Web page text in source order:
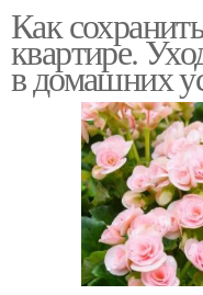
Как
квартире.
в домашних